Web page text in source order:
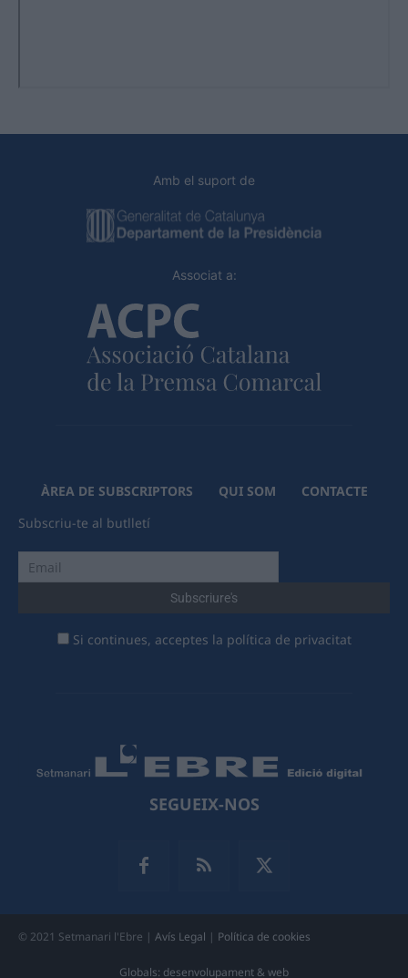
Amb el suport de
Associat a:
ÀREA DE SUBSCRIPTORS QUI SOM
CONTACTE
Subscriu-te al butlletí
Si continues, acceptes la política de privacitat
SEGUEIX-NOS
© 2021 Setmanari l'Ebre | Avís Legal | Política de cookies
Globals: desenvolupament & web